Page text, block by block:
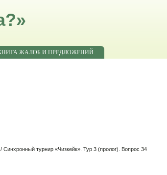
ЖАЛОБ И ПРЕДЛОЖЕНИЙ
Синхронный турнир «Чизкейк». Тур 3 (пролог). Вопрос 34